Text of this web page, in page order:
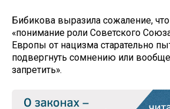
Бибикова выразила сожаление,
«понимание роли Советского
Европы от нацизма старательно
подвергнуть сомнению или
запретить».